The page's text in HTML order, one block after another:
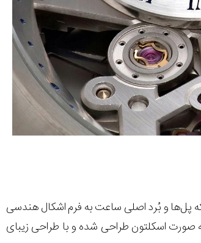
و بُرد اصلی ساعت به فرم اشکال هندسی
اسکلتون طراحی شده و با طراحی زیبای